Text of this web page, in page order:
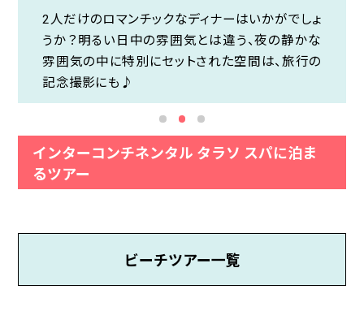
2人だけのロマンチックなディナーはいかがでしょ
うか？明るい日中の雰囲気とは違う、夜の静かな
雰囲気の中に特別にセットされた空間は、旅行の
記念撮影にも♪
タヒチの中でも透き通った海のブルーとオテマヌ
山のグリーンのコントラストが美しいボラボラ島
は、どこで撮影しても写真映え間違いなし！
ホテル内のプールはタヒチの絶景と繋がるインフ
ィニティプール！水上ヴィラに付いてるプールで寛
ぐのも良いですが、広々とした開放感あるメインプ
ールもお勧めスポット。
2人だけのロマンチックなディナーはいかがでしょ
うか？明るい日中の雰囲気とは違う、夜の静かな
雰囲気の中に特別にセットされた空間は、旅行の
記念撮影にも♪
インターコンチネンタル タラソ スパに泊ま
るツアー
ビーチツアー一覧